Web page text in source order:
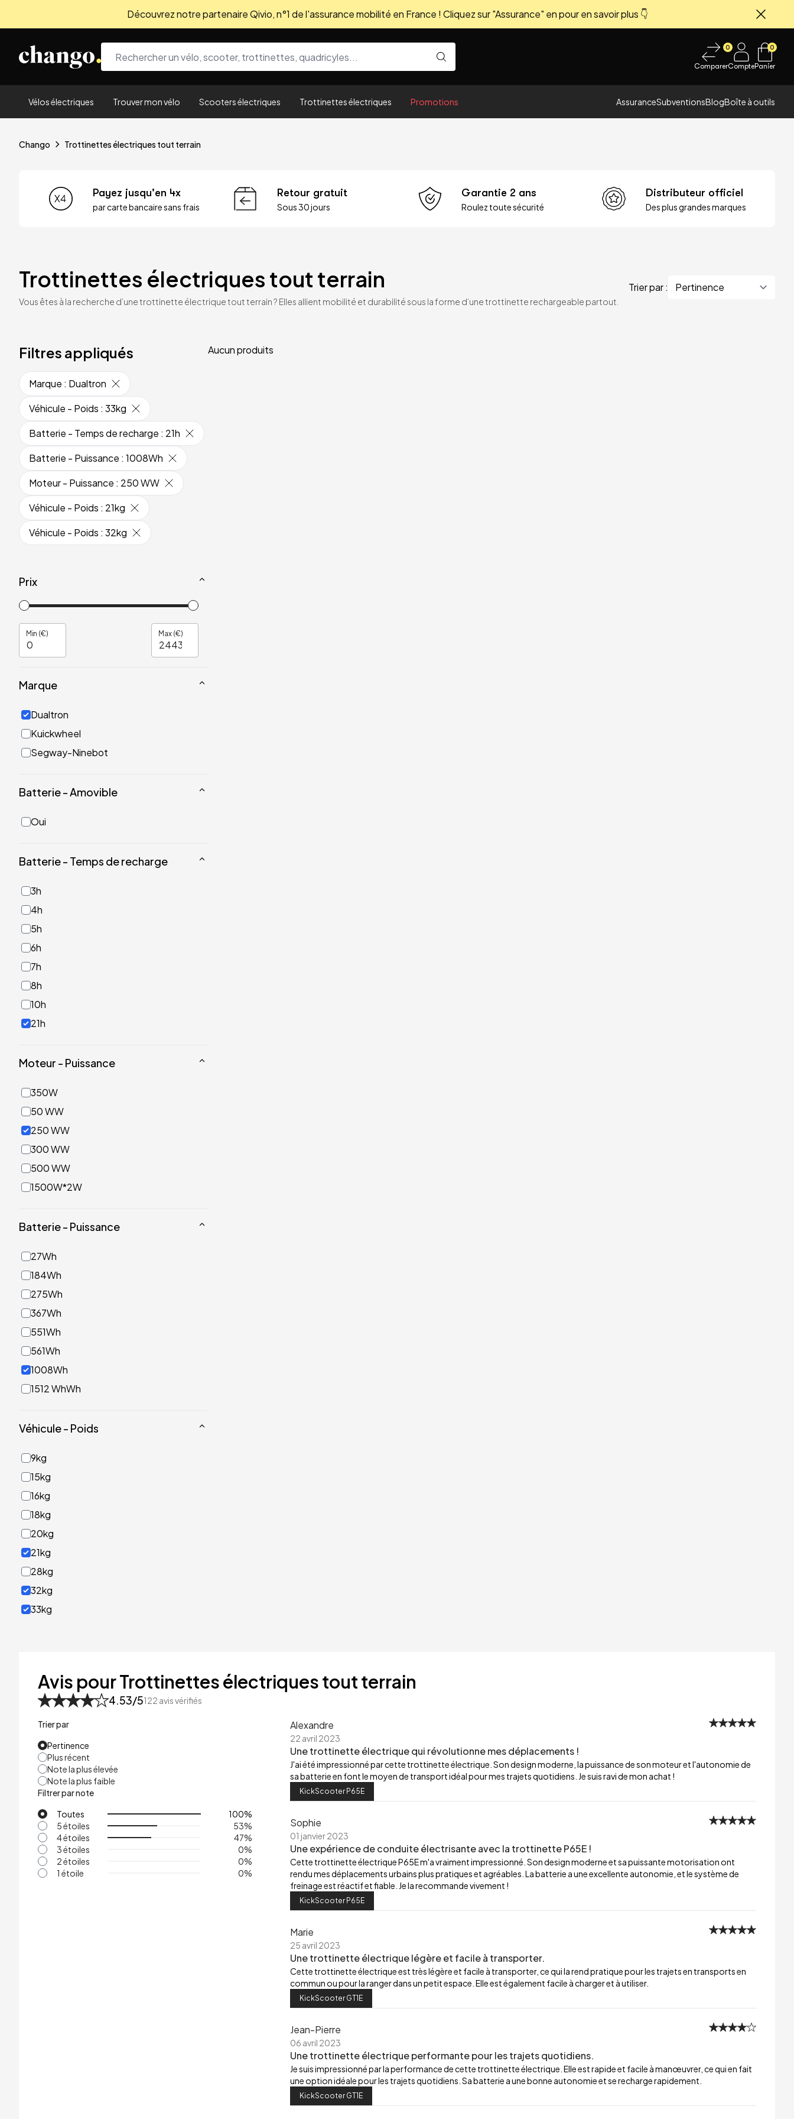
Découvrez notre partenaire Qivio, n°1 de l'assurance mobilité en France ! Cliquez sur "Assurance" en pour en savoir plus 👇
0
ComparerCompte
0
Panier
Vélos électriques Trouver mon vélo Scooters électriques Trottinettes électriques Promotions AssuranceSubventionsBlogBoîte à outils
Chango Trottinettes électriques tout terrain
Payez jusqu'en 4x
par carte bancaire sans frais
Retour gratuit
Sous 30 jours
Garantie 2 ans
Roulez toute sécurité
Distributeur officiel
Des plus grandes marques
Trottinettes électriques tout terrain
Vous êtes à la recherche d’une trottinette électrique tout terrain ? Elles allient mobilité et durabilité sous la forme d’une trottinette rechargeable partout.
Trier par :
Filtres appliqués
Marque : Dualtron
Véhicule - Poids : 33kg
Batterie - Temps de recharge : 21h
Batterie - Puissance : 1008Wh
Moteur - Puissance : 250 WW
Véhicule - Poids : 21kg
Véhicule - Poids : 32kg
Prix
Min (€) Max (€)
Marque
Dualtron
Kuickwheel
Segway-Ninebot
Batterie - Amovible
Oui
Batterie - Temps de recharge
3h
4h
5h
6h
7h
8h
10h
21h
Moteur - Puissance
350W
50 WW
250 WW
300 WW
500 WW
1500W*2W
Batterie - Puissance
27Wh
184Wh
275Wh
367Wh
551Wh
561Wh
1008Wh
1512 WhWh
Véhicule - Poids
9kg
15kg
16kg
18kg
20kg
21kg
28kg
32kg
33kg
53kg
Aucun produits
Avis pour Trottinettes électriques tout terrain
4.53/5122 avis vérifiés
Trier par
Pertinence
Plus récent
Note la plus élevée
Note la plus faible
Filtrer par note
Toutes
100%
5 étoiles
53%
4 étoiles
47%
3 étoiles
0%
2 étoiles
0%
1 étoile
0%
Alexandre
22 avril 2023
Une trottinette électrique qui révolutionne mes déplacements !
J'ai été impressionné par cette trottinette électrique. Son design moderne, la puissance de son moteur et l'autonomie de
sa batterie en font le moyen de transport idéal pour mes trajets quotidiens. Je suis ravi de mon achat !
KickScooter P65E
Sophie
01 janvier 2023
Une expérience de conduite électrisante avec la trottinette P65E !
Cette trottinette électrique P65E m'a vraiment impressionné. Son design moderne et sa puissante motorisation ont
rendu mes déplacements urbains plus pratiques et agréables. La batterie a une excellente autonomie, et le système de
freinage est réactif et fiable. Je la recommande vivement !
KickScooter P65E
Marie
25 avril 2023
Une trottinette électrique légère et facile à transporter.
Cette trottinette électrique est très légère et facile à transporter, ce qui la rend pratique pour les trajets en transports en
commun ou pour la ranger dans un petit espace. Elle est également facile à charger et à utiliser.
KickScooter GT1E
Jean-Pierre
06 avril 2023
Une trottinette électrique performante pour les trajets quotidiens.
Je suis impressionné par la performance de cette trottinette électrique. Elle est rapide et facile à manœuvrer, ce qui en fait
une option idéale pour les trajets quotidiens. Sa batterie a une bonne autonomie et se recharge rapidement.
KickScooter GT1E